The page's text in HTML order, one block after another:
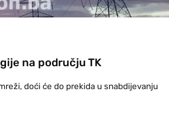
na području TK
doći će do prekida u snabdijevanju